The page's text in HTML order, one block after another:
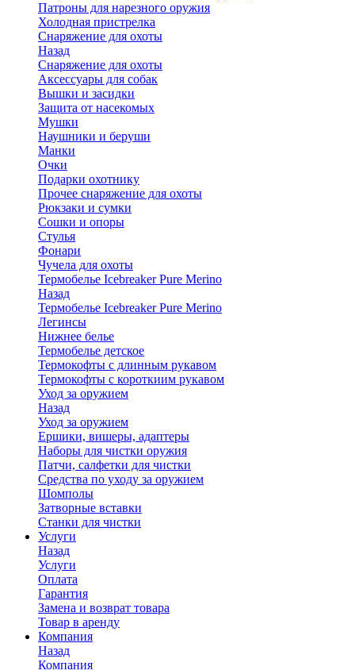
Патроны для нарезного оружия
Холодная пристрелка
Снаряжение для охоты
Назад
Снаряжение для охоты
Аксессуары для собак
Вышки и засидки
Защита от насекомых
Мушки
Наушники и беруши
Манки
Очки
Подарки охотнику
Прочее снаряжение для охоты
Рюкзаки и сумки
Сошки и опоры
Стулья
Фонари
Чучела для охоты
Термобелье Icebreaker Pure Merino
Назад
Термобелье Icebreaker Pure Merino
Легинсы
Нижнее белье
Термобелье детское
Термокофты с длинным рукавом
Термокофты с короткиим рукавом
Уход за оружием
Назад
Уход за оружием
Ершики, вишеры, адаптеры
Наборы для чистки оружия
Патчи, салфетки для чистки
Средства по уходу за оружием
Шомполы
Затворные вставки
Станки для чистки
Услуги
Назад
Услуги
Оплата
Гарантия
Замена и возврат товара
Товар в аренду
Компания
Назад
Компания